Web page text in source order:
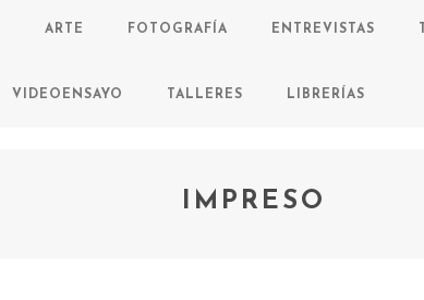
ARTE FOTOGRAFÍA ENTREVISTAS
VIDEOENSAYO TALLERES LIBRERÍAS
IMPRESO